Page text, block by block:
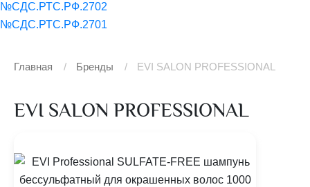
№СДС.РТС.РФ.2702
№СДС.РТС.РФ.2701
Главная Бренды EVI SALON PROFESSIONAL
EVI SALON PROFESSIONAL